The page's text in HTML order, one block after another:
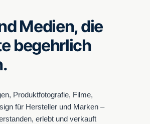
Medien, die
begehrlich
Pro­dukt­fo­to­gra­fie, Fil­me,
für Her­stel­ler und Mar­ken –
erlebt und ver­kauft